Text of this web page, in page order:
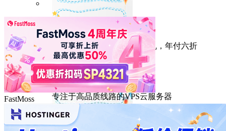
HostEase
性能出众的高性价比美国主机，年付六折
DMIT
专注于高品质线路的VPS云服务器
FastMoss